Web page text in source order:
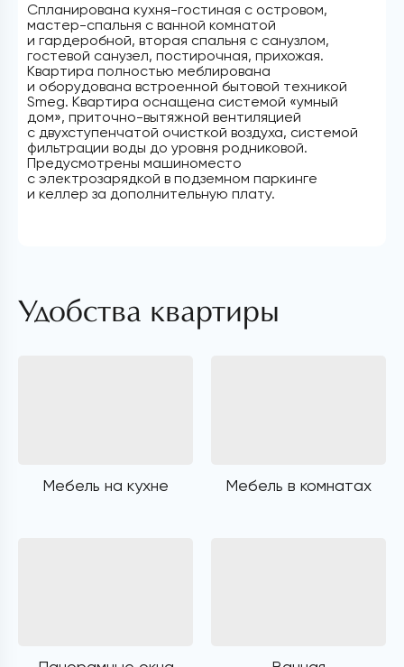
Спланирована кухня-гостиная с островом,
мастер-спальня с ванной комнатой
и гардеробной, вторая спальня с санузлом,
гостевой санузел, постирочная, прихожая.
Квартира полностью меблирована
и оборудована встроенной бытовой техникой
Smeg. Квартира оснащена системой «умный
дом», приточно-вытяжной вентиляцией
с двухступенчатой очисткой воздуха, системой
фильтрации воды до уровня родниковой.
Предусмотрены машиноместо
с электрозарядкой в подземном паркинге
и келлер за дополнительную плату.
Удобства квартиры
Мебель на кухне Мебель в комнатах